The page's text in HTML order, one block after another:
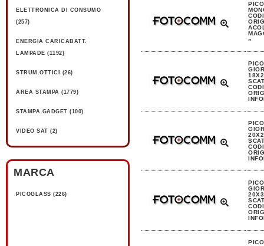
ELETTRONICA DI CONSUMO
(257)
ENERGIA CARICABATT.
LAMPADE (1192)
STRUM.OTTICI (26)
AREA STAMPA (1779)
STAMPA GADGET (100)
VIDEO SAT (2)
MARCA
PICOGLASS (226)
»